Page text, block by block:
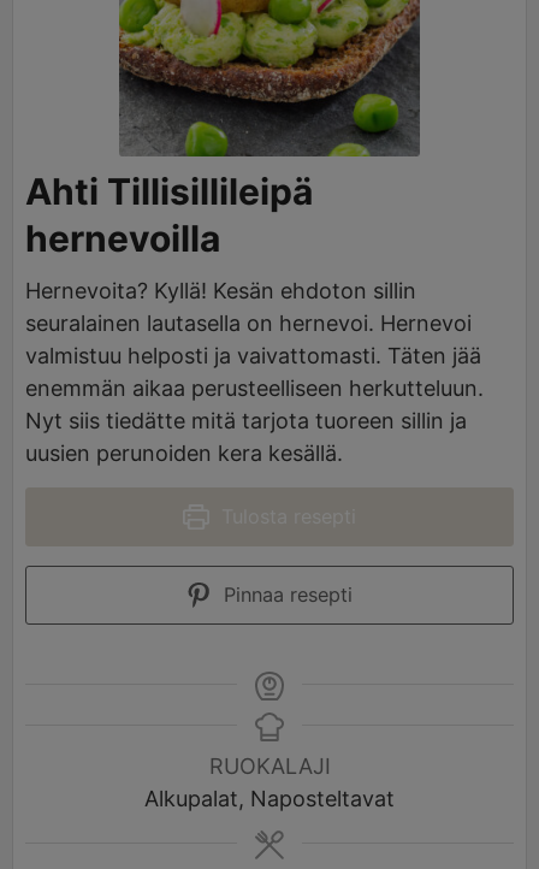
Ahti Tillisillileipä
hernevoilla
Hernevoita? Kyllä! Kesän ehdoton sillin
seuralainen lautasella on hernevoi. Hernevoi
valmistuu helposti ja vaivattomasti. Täten jää
enemmän aikaa perusteelliseen herkutteluun.
Nyt siis tiedätte mitä tarjota tuoreen sillin ja
uusien perunoiden kera kesällä.
Pinnaa resepti
RUOKALAJI
Alkupalat, Naposteltavat